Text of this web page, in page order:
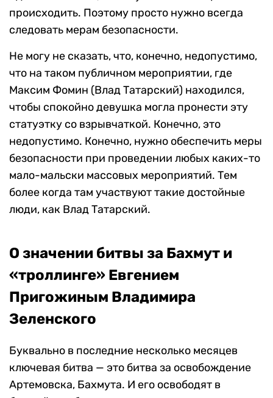
происходить. Поэтому просто нужно всегда
следовать мерам безопасности.
Не могу не сказать, что, конечно, недопустимо,
что на таком публичном мероприятии, где
Максим Фомин (Влад Татарский) находился,
чтобы спокойно девушка могла пронести эту
статуэтку со взрывчаткой. Конечно, это
недопустимо. Конечно, нужно обеспечить меры
безопасности при проведении любых каких-то
мало-мальски массовых мероприятий. Тем
более когда там участвуют такие достойные
люди, как Влад Татарский.
О значении битвы за Бахмут и
«троллинге» Евгением
Пригожиным Владимира
Зеленского
Буквально в последние несколько месяцев
ключевая битва — это битва за освобождение
Артемовска, Бахмута. И его освободят в